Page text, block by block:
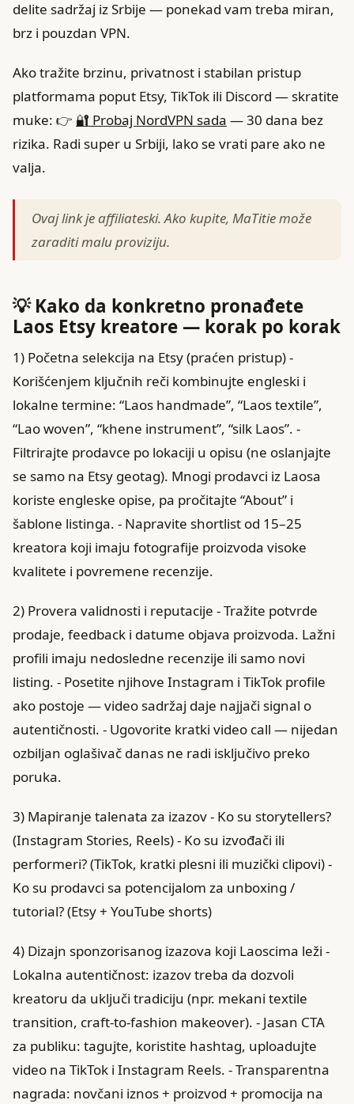
delite sadržaj iz Srbije — ponekad vam treba miran,
brz i pouzdan VPN.
Ako tražite brzinu, privatnost i stabilan pristup
platformama poput Etsy, TikTok ili Discord — skratite
muke: 👉 🔐 Probaj NordVPN sada — 30 dana bez
rizika. Radi super u Srbiji, lako se vrati pare ako ne
valja.
Ovaj link je affiliateski. Ako kupite, MaTitie može
zaraditi malu proviziju.
💡 Kako da konkretno pronađete
Laos Etsy kreatore — korak po korak
1) Početna selekcija na Etsy (praćen pristup) -
Korišćenjem ključnih reči kombinujte engleski i
lokalne termine: “Laos handmade”, “Laos textile”,
“Lao woven”, “khene instrument”, “silk Laos”. -
Filtrirajte prodavce po lokaciji u opisu (ne oslanjajte
se samo na Etsy geotag). Mnogi prodavci iz Laosa
koriste engleske opise, pa pročitajte “About” i
šablone listinga. - Napravite shortlist od 15–25
kreatora koji imaju fotografije proizvoda visoke
kvalitete i povremene recenzije.
2) Provera validnosti i reputacije - Tražite potvrde
prodaje, feedback i datume objava proizvoda. Lažni
profili imaju nedosledne recenzije ili samo novi
listing. - Posetite njihove Instagram i TikTok profile
ako postoje — video sadržaj daje najjači signal o
autentičnosti. - Ugovorite kratki video call — nijedan
ozbiljan oglašivač danas ne radi isključivo preko
poruka.
3) Mapiranje talenata za izazov - Ko su storytellers?
(Instagram Stories, Reels) - Ko su izvođači ili
performeri? (TikTok, kratki plesni ili muzički clipovi) -
Ko su prodavci sa potencijalom za unboxing /
tutorial? (Etsy + YouTube shorts)
4) Dizajn sponzorisanog izazova koji Laoscima leži -
Lokalna autentičnost: izazov treba da dozvoli
kreatoru da uključi tradiciju (npr. mekani textile
transition, craft-to-fashion makeover). - Jasan CTA
za publiku: tagujte, koristite hashtag, uploadujte
video na TikTok i Instagram Reels. - Transparentna
nagrada: novčani iznos + proizvod + promocija na